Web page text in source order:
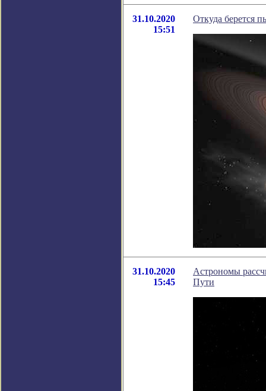
31.10.2020
15:51
Откуда берется
31.10.2020
15:45
Астрономы
Пути